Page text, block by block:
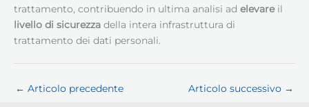
trattamento, contribuendo in ultima analisi ad elevare il
livello di sicurezza della intera infrastruttura di
trattamento dei dati personali.
← Articolo precedente Articolo successivo →